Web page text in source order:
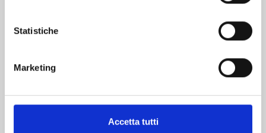
Statistiche
Marketing
Accetta tutti
UNA RAGAZZA ALLA MODA - 50TH
€ 14,90